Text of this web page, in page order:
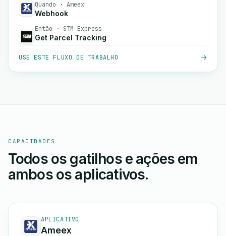
Quando · Ameex
Webhook
Então · STM Express
Get Parcel Tracking
USE ESTE FLUXO DE TRABALHO
CAPACIDADES
Todos os gatilhos e ações em
ambos os aplicativos.
APLICATIVO
Ameex